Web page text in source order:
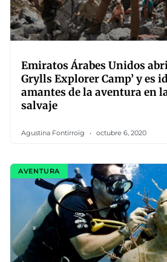
Emiratos Árabes Unidos
Grylls Explorer Camp’ y es
amantes de la aventura en
salvaje
Agustina Fontirroig octubre 6, 2020
AVENTURA